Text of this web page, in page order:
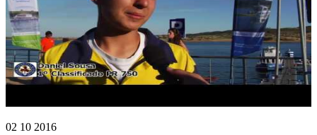
02 10 2016